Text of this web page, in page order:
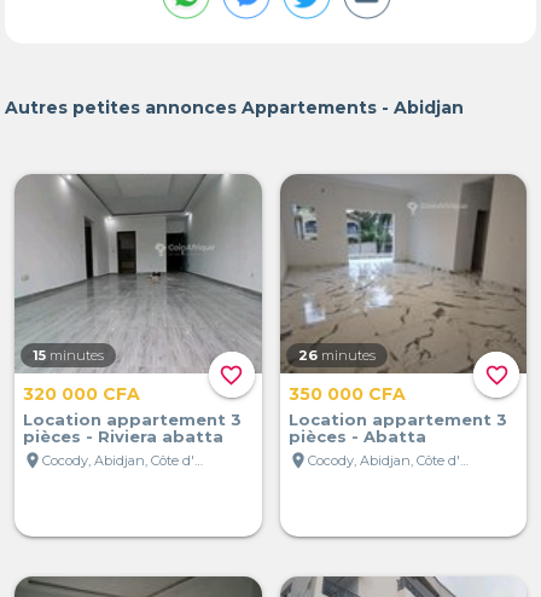
Autres petites annonces Appartements - Abidjan
favorite_border
15 minutes
320 000 CFA
Location appartement 3
pièces - Riviera abatta
location_on
favorite_border
26 minutes
350 000 CFA
Location appartement 3
pièces - Abatta
location_on